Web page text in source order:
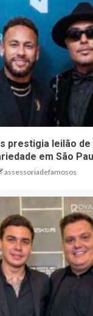
prestigia leilão de
em São
assessoriadefamosos